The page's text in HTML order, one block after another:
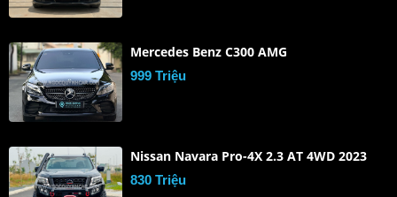
Mercedes Benz C300 AMG
999 Triệu
Nissan Navara Pro-4X 2.3 AT 4WD 2023
830 Triệu